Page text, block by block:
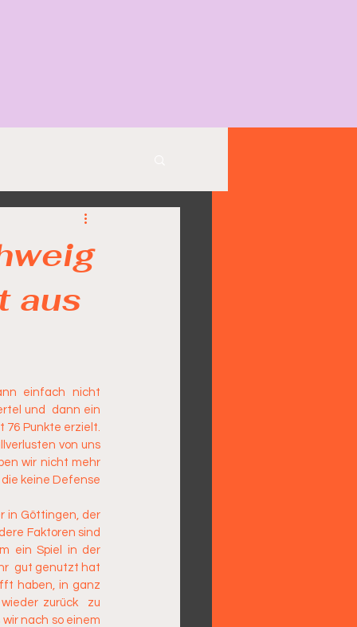
aus
einfach nicht
und  dann ein
76 Punkte erzielt.
von uns
wir nicht mehr
keine Defense
in Göttingen, der
Faktoren sind
ein Spiel in der
gut genutzt hat
haben, in ganz
zurück  zu
nach so einem